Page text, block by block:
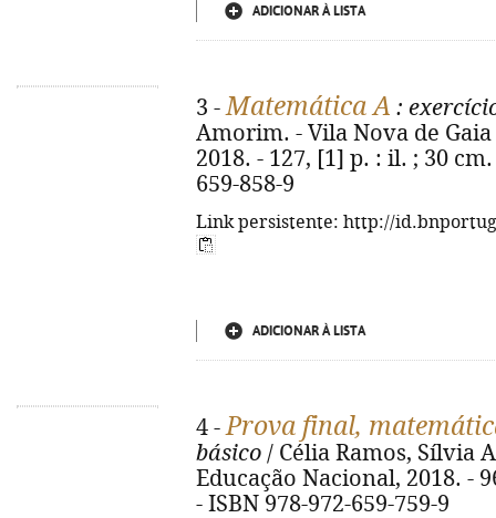
ADICIONAR À LISTA
3 -Matemática A :
Amorim. - Vila Nova de
2018. - 127, [1] p. : il. ; 30
659-858-9
Link persistente: http://
ADICIONAR À LISTA
4 -Prova final,
básico / Célia Ramos, Sílvia
Educação Nacional, 2018. -
- ISBN 978-972-659-759-9